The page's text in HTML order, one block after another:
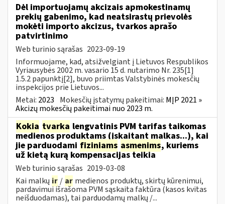
Dėl importuojamų akcizais apmokestinamų
prekių gabenimo, kad neatsirastų prievolės
mokėti importo akcizus, tvarkos aprašo
patvirtinimo
Web turinio sąrašas 2023-09-19
Informuojame, kad, atsižvelgiant į Lietuvos Respublikos
Vyriausybės 2002 m. vasario 15 d. nutarimo Nr. 235[1]
1.5.2 papunktį[2], buvo priimtas Valstybinės mokesčių
inspekcijos prie Lietuvos...
Metai: 2023 Mokesčių įstatymų pakeitimai: MĮP 2021 »
Akcizų mokesčių pakeitimai nuo 2023 m.
Kokia tvarka lengvatinis PVM tarifas taikomas
medienos produktams (įskaitant malkas...), kai
jie parduodami fiziniams asmenims, kuriems
už kietą kurą kompensacijas teikia
Web turinio sąrašas 2019-03-08
Kai malkų ir / ar medienos produktų, skirtų kūrenimui,
pardavimui išrašoma PVM sąskaita faktūra (kasos kvitas
neišduodamas), tai parduodamų malkų /...